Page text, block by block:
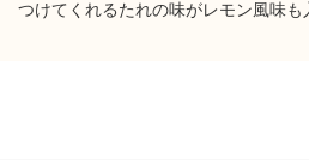
つけてくれるたれの味がレモン風味も